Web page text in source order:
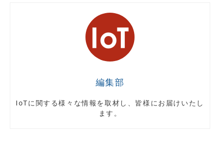
編集部
IoTに関する様々な情報を取材し、皆様にお届けいたし
ます。